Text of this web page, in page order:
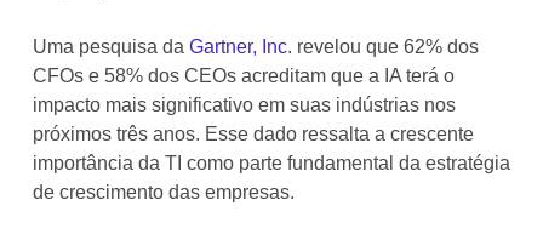
Uma pesquisa da Gartner, Inc. revelou que 62% dos
CFOs e 58% dos CEOs acreditam que a IA terá o
impacto mais significativo em suas indústrias nos
próximos três anos. Esse dado ressalta a crescente
importância da TI como parte fundamental da estratégia
de crescimento das empresas.